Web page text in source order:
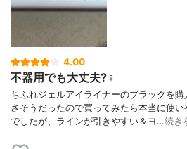
4.00
不器用でも大丈夫?‍♀️
ちふれジェルアイライナーのブラックを
さそうだったので買ってみたら本当に使
でしたが、ラインが引きやすい＆ヨ…続き